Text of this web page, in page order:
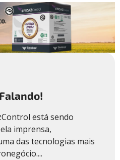
está sendo
imprensa,
das tecnologias mais